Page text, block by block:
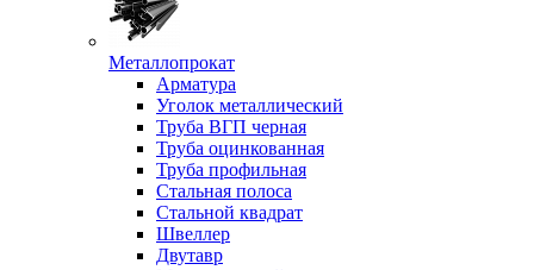
Металлопрокат
Арматура
Уголок металлический
Труба ВГП черная
Труба оцинкованная
Труба профильная
Стальная полоса
Стальной квадрат
Швеллер
Двутавр